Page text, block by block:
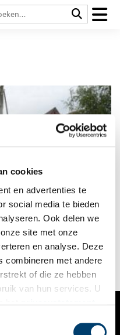
cookies
en advertenties te
social media te bieden
Ook delen we
site met onze
en analyse. Deze
combineren met andere
of die ze hebben
van hun services. U
groen. Een prima plek
of reis gewoon op de
pakweg 10 km. Wel even
ooievaar scharrelt rond